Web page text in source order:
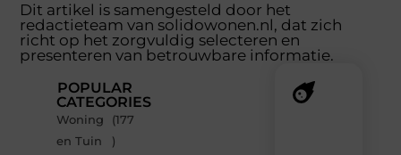
Dit artikel is samengesteld door het
redactieteam van solidowonen.nl, dat zich
richt op het zorgvuldig selecteren en
presenteren van betrouwbare informatie.
POPULAR
CATEGORIES
Woning
en Tuin
(177
)